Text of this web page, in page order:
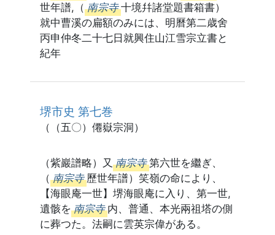
世年譜,（ 南宗寺 十境幷諸堂題書箱書）
就中曹溪の扁額のみには、明曆第二歳舍
丙申仲冬二十七日就興住山江雪宗立書と
紀年
堺市史 第七巻
（（五〇）僊嶽宗洞）
（紫巖譜略）又 南宗寺 第六世を繼ぎ、
（ 南宗寺 歷世年譜）笑嶺の命により、
【海眼庵一世】堺海眼庵に入り、第一世,
遺骸を 南宗寺 内、普通、本光兩祖塔の側
に葬つた。法嗣に雲英宗偉がある。